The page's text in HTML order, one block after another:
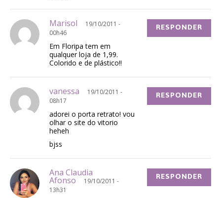
Marisol
19/10/2011 -
00h46
Em Floripa tem em
qualquer loja de 1,99.
Colorido e de plástico!!
RESPONDER
vanessa
19/10/2011 -
08h17
adorei o porta retrato! vou
olhar o site do vitorio
heheh
bjss
RESPONDER
Ana Claudia
Afonso
19/10/2011 -
13h31
RESPONDER